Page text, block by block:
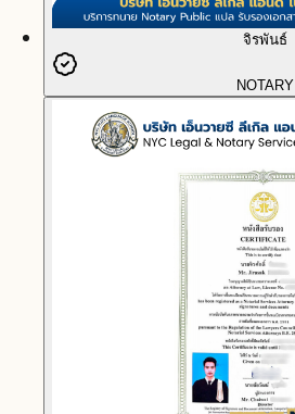
จิรพันธ์
NOTARY